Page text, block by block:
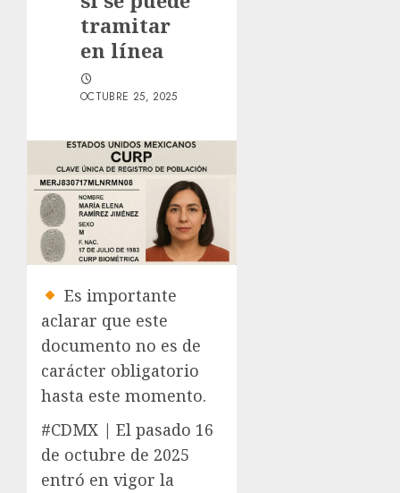
tramitar
en línea
OCTUBRE 25, 2025
Es importante
aclarar que este
documento no es de
carácter obligatorio
hasta este momento.
#CDMX | El pasado 16
de octubre de 2025
entró en vigor la